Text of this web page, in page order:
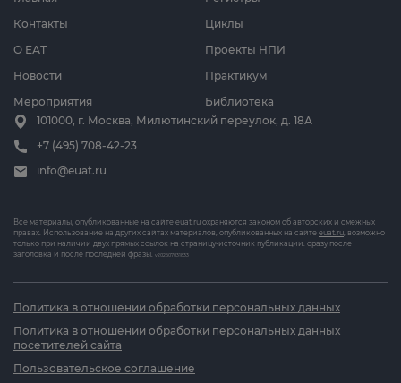
О ЕАТ
Новости
Мероприятия
Циклы
Проекты НПИ
Практикум
Библиотека
Контакты
101000, г. Москва, Милютинский переулок, д. 18А
+7 (495) 708-42-23
info@euat.ru
Все материалы, опубликованные на сайте euat.ru охраняются законом об авторских и смежных
правах. Использование на других сайтах материалов, опубликованных на сайте euat.ru, возможно
только при наличии двух прямых ссылок на страницу-источник публикации: сразу после
заголовка и после последней фразы. v202607031833
Политика в отношении обработки персональных данных
Политика в отношении обработки персональных данных
посетителей сайта
Пользовательское соглашение